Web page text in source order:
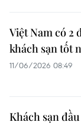
Việt Nam có 2
khách sạn tốt
11/06/2026 08:49
Khách sạn